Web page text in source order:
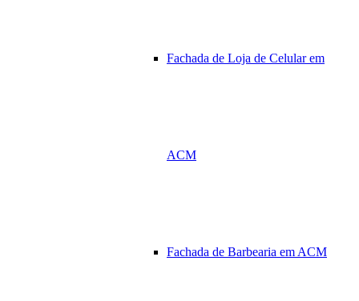
Fachada de Loja de Celular em
ACM
Fachada de Barbearia em ACM